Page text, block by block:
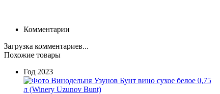
Комментарии
Загрузка комментариев...
Похожие товары
Год 2023